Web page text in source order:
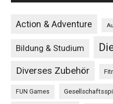
Action & Adventure
Bildung & Studium
Diverses Zubehör
FUN Games